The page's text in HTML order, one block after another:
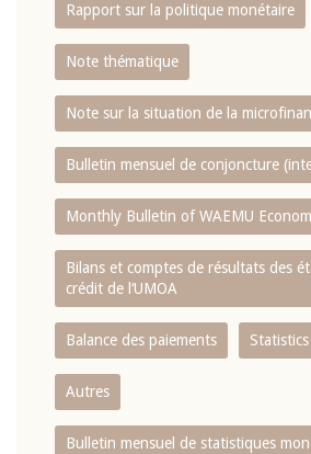
Rapport sur la politique monétaire
Note thématique
Note sur la situation de la
Bulletin mensuel de conjoncture
Monthly Bulletin of WAEMU
Bilans et comptes de résultats des
crédit de l‘UMOA
Balance des paiements
Autres
Bulletin mensuel de statistiques